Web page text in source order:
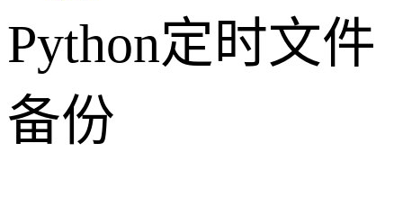
Python定时文件
备份